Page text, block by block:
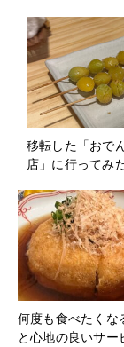
移転した「おで
店」に行ってみた
何度も食べたくな
と心地の良いサー